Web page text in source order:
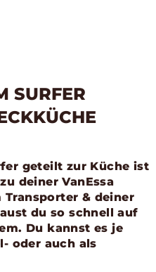
SURFER
geteilt zur Küche ist
deiner VanEssa
& deiner
du so schnell auf
Du kannst es je
oder auch als